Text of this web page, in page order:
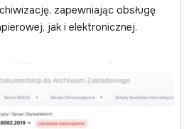
zapewniając obsługę
jak i elektronicznej.